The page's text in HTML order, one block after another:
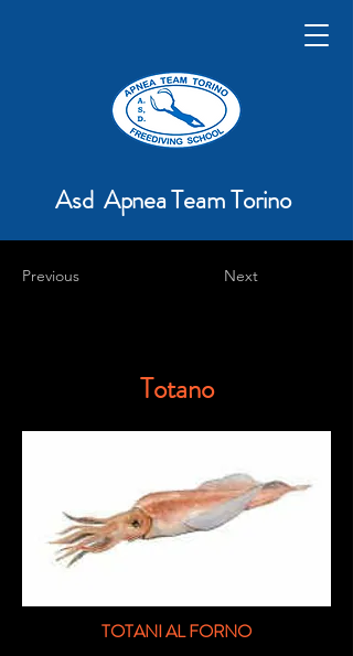
Asd Apnea Team Torino
Previous Next
Totano
TOTANI AL FORNO